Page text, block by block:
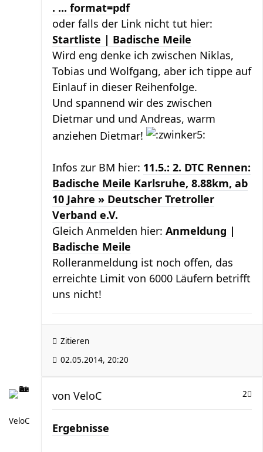
. ... format=pdf
oder falls der Link nicht tut hier:
Startliste | Badische Meile
Wird eng denke ich zwischen Niklas,
Tobias und Wolfgang, aber ich tippe auf
Einlauf in dieser Reihenfolge.
Und spannend wir des zwischen
Dietmar und und Andreas, warm
anziehen Dietmar!
Infos zur BM hier: 11.5.: 2. DTC Rennen:
Badische Meile Karlsruhe, 8.88km, ab
10 Jahre » Deutscher Tretroller
Verband e.V.
Gleich Anmelden hier: Anmeldung |
Badische Meile
Rolleranmeldung ist noch offen, das
erreichte Limit von 6000 Läufern betrifft
uns nicht!
Zitieren
02.05.2014, 20:20
VeloC
2
von VeloC
Ergebnisse